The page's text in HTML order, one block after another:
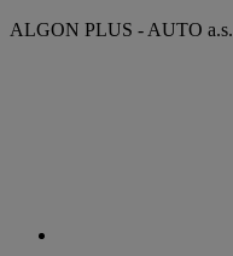
ALGON PLUS - AUTO a.s.